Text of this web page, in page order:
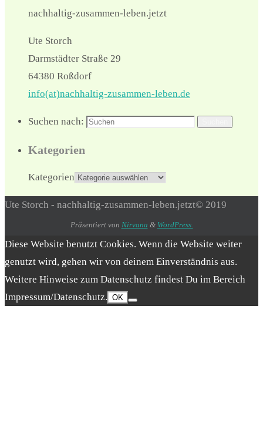
nachhaltig-zusammen-leben.jetzt
Ute Storch
Darmstädter Straße 29
64380 Roßdorf
info(at)nachhaltig-zusammen-leben.de
Suchen nach:
Kategorien
Kategorien
Ute Storch - nachhaltig-zusammen-leben.jetzt© 2019
Präsentiert von Nirvana & WordPress.
Diese Website benutzt Cookies. Wenn die Website weiter
genutzt wird, gehen wir von deinem Einverständnis aus.
Weitere Hinweise zum Datenschutz findest Du im Bereich
Impressum/Datenschutz. OK